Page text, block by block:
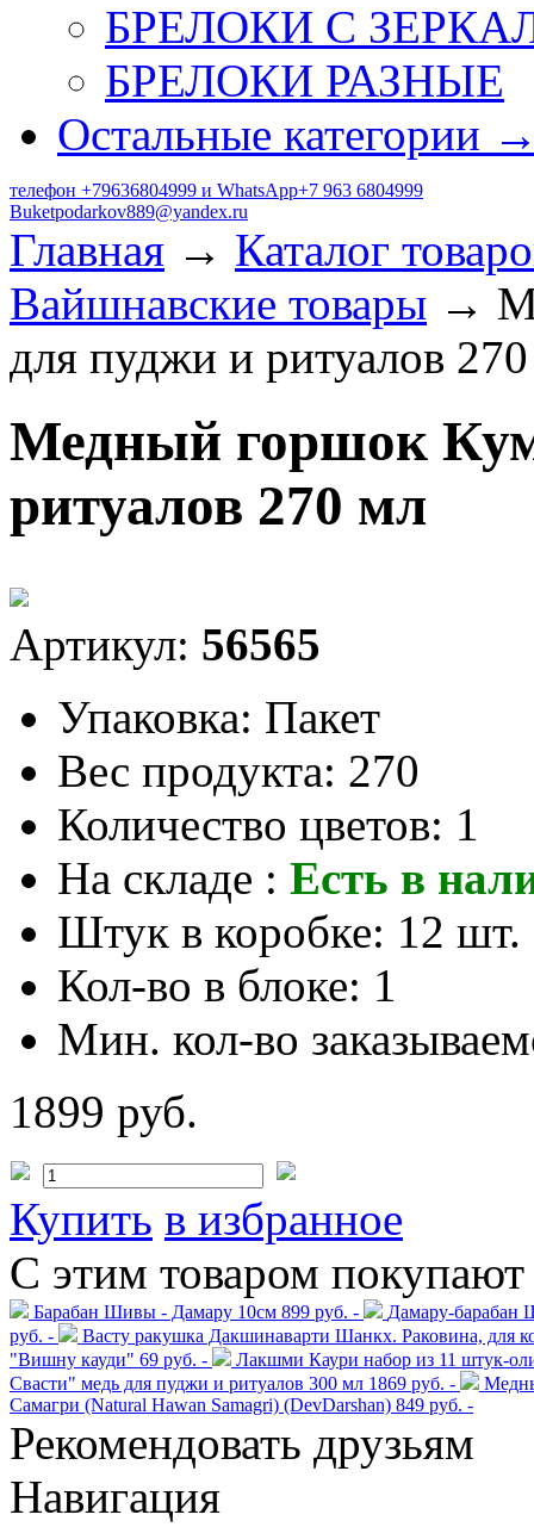
БРЕЛОКИ С
БРЕЛОКИ РАЗНЫЕ
Остальные категории
телефон +79636804999 и WhatsApp+7 963 6804999
Buketpodarkov889@yandex.ru
Главная → Каталог
Вайшнавские товары →
для пуджи и ритуалов
Медный горшок
ритуалов 270 мл
Артикул: 56565
Упаковка: Пакет
Вес продукта: 270
Количество цветов: 1
На складе : Есть в
Штук в коробке: 12 шт.
Кол-во в блоке: 1
Мин. кол-во
1899 руб.
Купить в избранное
С этим товаром покупают
Барабан Шивы - Дамару 10см 899 руб. -
Дамару-барабан
руб. -
Васту ракушка Дакшинаварти Шанкх. Раковина, для
"Вишну кауди" 69 руб. -
Лакшми Каури набор из 11 штук-
Свасти" медь для пуджи и ритуалов 300 мл 1869 руб. -
Самагри (Natural Hawan Samagri) (DevDarshan) 849 руб. -
Рекомендовать друзьям
Навигация